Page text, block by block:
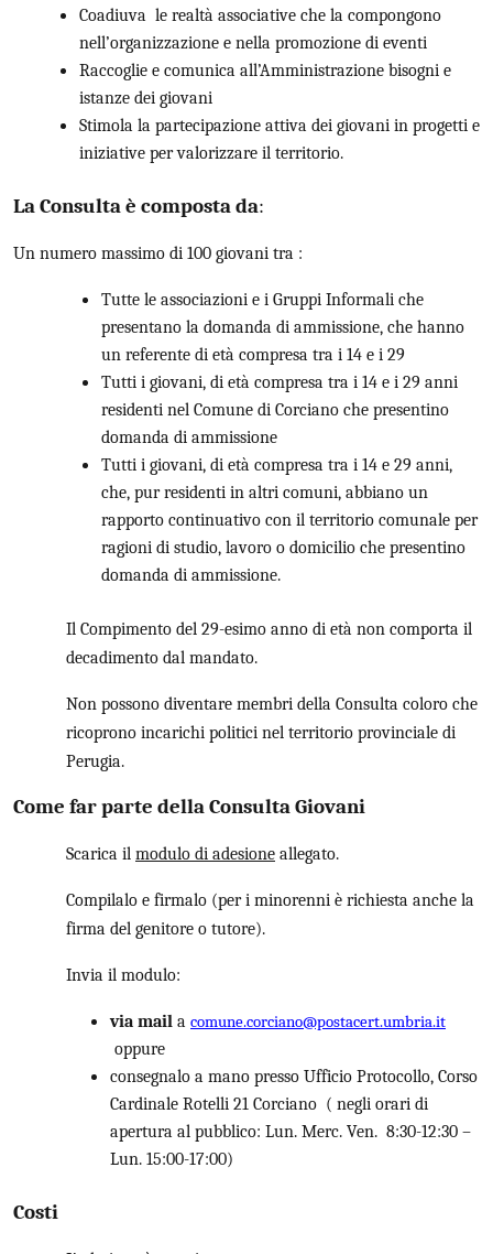
Coadiuva le realtà associative che la compongono
nell’organizzazione e nella promozione di eventi
Raccoglie e comunica all’Amministrazione bisogni e
istanze dei giovani
Stimola la partecipazione attiva dei giovani in progetti e
iniziative per valorizzare il territorio.
La Consulta è composta da:
Un numero massimo di 100 giovani tra :
Tutte le associazioni e i Gruppi Informali che
presentano la domanda di ammissione, che hanno
un referente di età compresa tra i 14 e i 29
Tutti i giovani, di età compresa tra i 14 e i 29 anni
residenti nel Comune di Corciano che presentino
domanda di ammissione
Tutti i giovani, di età compresa tra i 14 e 29 anni,
che, pur residenti in altri comuni, abbiano un
rapporto continuativo con il territorio comunale per
ragioni di studio, lavoro o domicilio che presentino
domanda di ammissione.
Il Compimento del 29-esimo anno di età non comporta il
decadimento dal mandato.
Non possono diventare membri della Consulta coloro che
ricoprono incarichi politici nel territorio provinciale di
Perugia.
Come far parte della Consulta Giovani
Scarica il modulo di adesione allegato.
Compilalo e firmalo (per i minorenni è richiesta anche la
firma del genitore o tutore).
Invia il modulo:
via mail a comune.corciano@postacert.umbria.it
oppure
consegnalo a mano presso Ufficio Protocollo, Corso
Cardinale Rotelli 21 Corciano ( negli orari di
apertura al pubblico: Lun. Merc. Ven. 8:30-12:30 –
Lun. 15:00-17:00)
Costi